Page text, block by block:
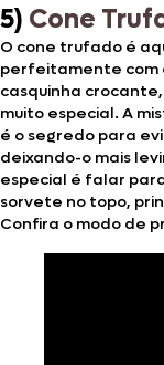
5) Cone
O cone trufado é
perfeitamente com
casquinha
muito especial. A
é o segredo para
deixando-o mais
especial é falar
sorvete no topo,
Confira o modo de